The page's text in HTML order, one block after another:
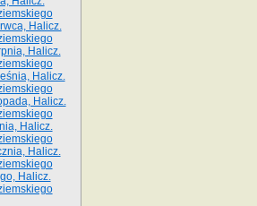
Halicz.
Halicz.
Halicz.
Halicz.
Halicz.
Halicz.
Halicz.